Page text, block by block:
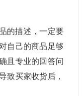
的描述，一定要
自己的商品足够
且专业的回答问
致买家收货后，